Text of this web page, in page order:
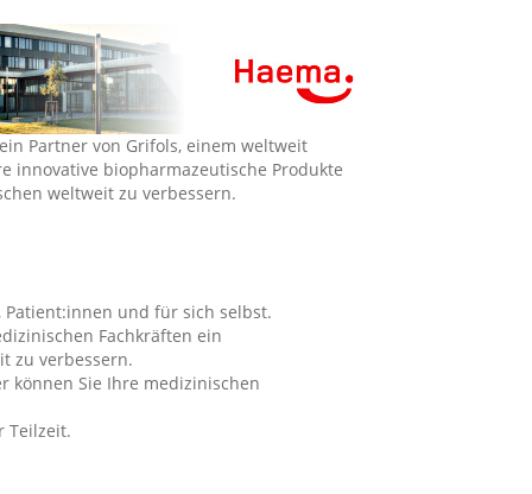
Partner von Grifols, einem weltweit
innovative biopharmazeutische Produkte
weltweit zu verbessern.
Patient:innen und für sich selbst.
Fachkräften ein
zu verbessern.
können Sie Ihre medizinischen
Teilzeit.